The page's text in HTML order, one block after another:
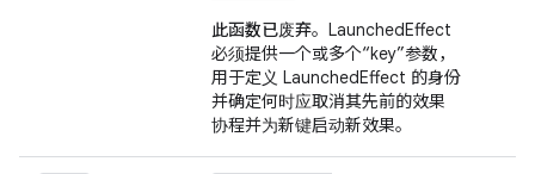
此函数已废弃。LaunchedEffect
必须提供一个或多个“key”参数，
用于定义 LaunchedEffect 的身份
并确定何时应取消其先前的效果
协程并为新键启动新效果。